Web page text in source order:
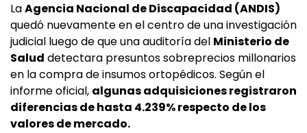
LaAgencia Nacional de Discapacidad (ANDIS)
quedó nuevamente en el centro de una investigación
judicial luego de que una auditoría del Ministerio de
Salud detectara presuntos sobreprecios millonarios
en la compra de insumos ortopédicos. Según el
informe oficial, algunas adquisiciones registraron
diferencias de hasta 4.239% respecto de los
valores de mercado.